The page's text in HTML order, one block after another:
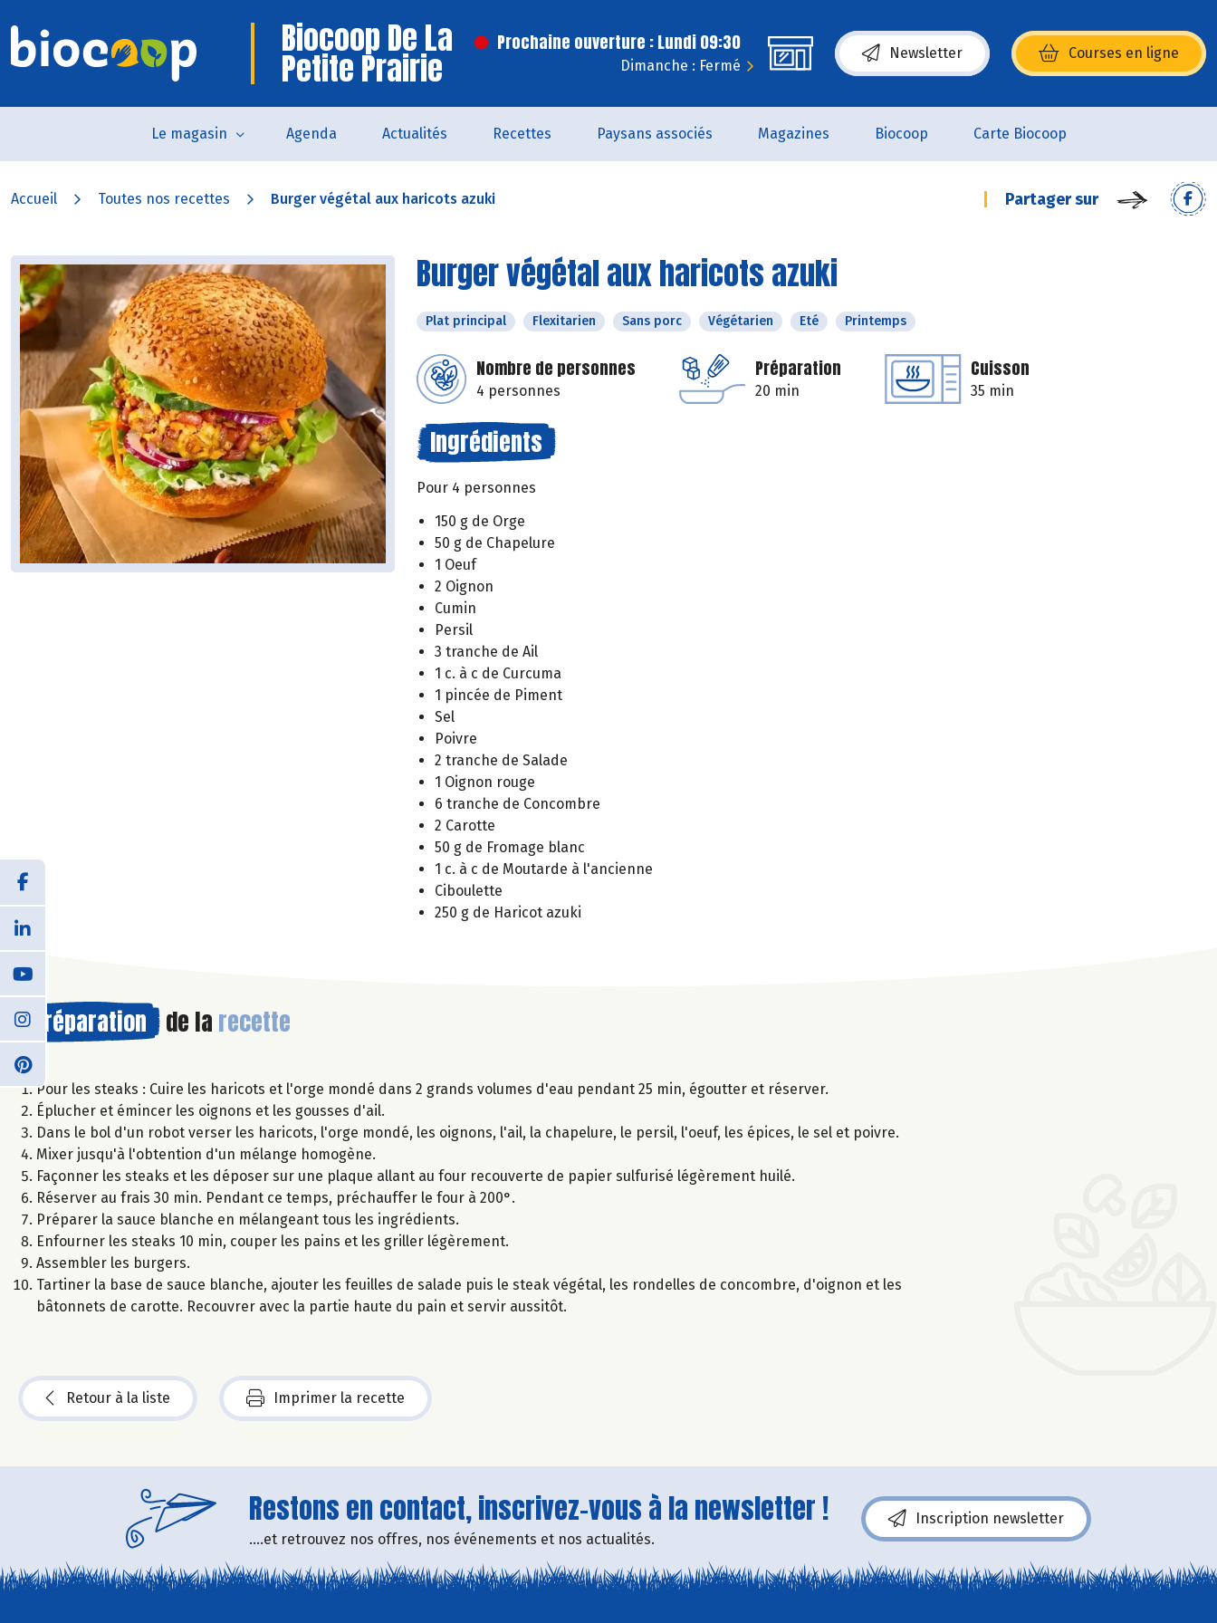
Biocoop De La
Petite Prairie
Prochaine ouverture : Lundi 09:30
Dimanche : Fermé
Newsletter Courses en ligne
(s’ouvre dans une nouvelle fenêtre)
Le magasin Agenda Actualités Recettes Paysans associés Magazines Biocoop Carte Biocoop
Accueil Toutes nos recettes Burger végétal aux haricots azuki Partager sur
Burger végétal aux haricots azuki
Plat principal Flexitarien Sans porc Végétarien Eté Printemps
Nombre de personnes
4 personnes
Préparation
20 min
Cuisson
35 min
Ingrédients
Pour 4 personnes
150 g de Orge
50 g de Chapelure
1 Oeuf
2 Oignon
Cumin
Persil
3 tranche de Ail
1 c. à c de Curcuma
1 pincée de Piment
Sel
Poivre
2 tranche de Salade
1 Oignon rouge
6 tranche de Concombre
2 Carotte
50 g de Fromage blanc
1 c. à c de Moutarde à l'ancienne
Ciboulette
250 g de Haricot azuki
Préparation de la recette
Pour les steaks : Cuire les haricots et l'orge mondé dans 2 grands volumes d'eau pendant 25 min, égoutter et réserver.
Éplucher et émincer les oignons et les gousses d'ail.
Dans le bol d'un robot verser les haricots, l'orge mondé, les oignons, l'ail, la chapelure, le persil, l'oeuf, les épices, le sel et poivre.
Mixer jusqu'à l'obtention d'un mélange homogène.
Façonner les steaks et les déposer sur une plaque allant au four recouverte de papier sulfurisé légèrement huilé.
Réserver au frais 30 min. Pendant ce temps, préchauffer le four à 200°.
Préparer la sauce blanche en mélangeant tous les ingrédients.
Enfourner les steaks 10 min, couper les pains et les griller légèrement.
Assembler les burgers.
Tartiner la base de sauce blanche, ajouter les feuilles de salade puis le steak végétal, les rondelles de concombre, d'oignon et les
bâtonnets de carotte. Recouvrer avec la partie haute du pain et servir aussitôt.
Retour à la liste Imprimer la recette
Restons en contact, inscrivez-vous à la newsletter !
....et retrouvez nos offres, nos événements et nos actualités.
Inscription newsletter